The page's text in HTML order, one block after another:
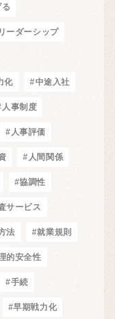
ーダーシップ
化 #中途入社
人事制度
#人事評価
#人間関係
#協調性
サービス
法 #就業規則
的安全性
#手続
#早期戦力化